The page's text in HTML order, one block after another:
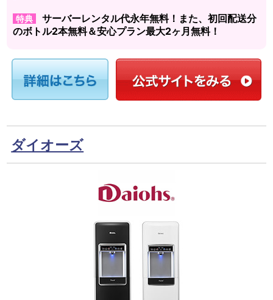
特典
サーバーレンタル代永年無料！また、初回配送分
のボトル2本無料＆安心プラン最大2ヶ月無料！
ダイオーズ